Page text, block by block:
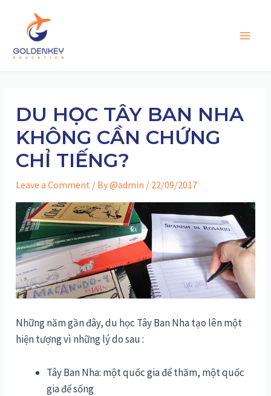
content
DU HỌC TÂY BAN NHA
KHÔNG CẦN CHỨNG
CHỈ TIẾNG?
Leave a Comment / By@admin / 22/09/2017
Những năm gần đây, du học Tây Ban Nha tạo lên một
hiện tượng vì những lý do sau :
Tây Ban Nha: một quốc gia để thăm, một quốc
gia để sống